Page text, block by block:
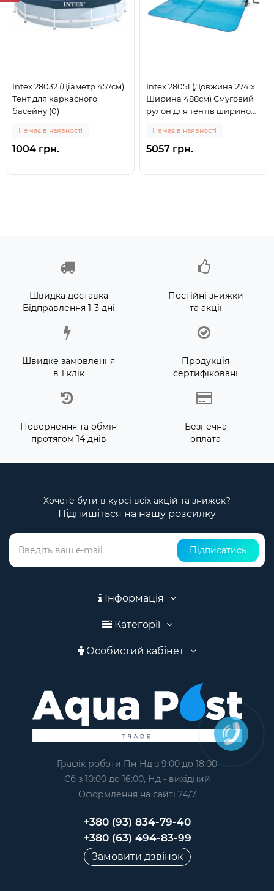
Intex 28032 (Діаметр 457см)
Тент для каркасного
басейну (0)
Немає в наявності
1004 грн.
Intex 28051 (Довжина 274 x
Ширина 488см) Смуговий
рулон для тентів шириною
Немає в наявності
5057 грн.
Швидка доставка
Відправлення 1-3 дні
Постійні знижки
та акції
Швидке замовлення
в 1 клік
Продукція
сертифіковані
Повернення та обмін
протягом 14 днів
Безпечна
оплата
Хочете бути в курсі всіх акцій та знижок?
Підпишіться на нашу розсилку
Підписатись
Інформація
Категорії
Особистий кабінет
Графік роботи Пн-Нд з 9:00 до 18:00
Сб з 10:00 до 16:00, Нд - вихідний
Оформлення на сайтi 24/7
+380 (93) 834-79-40
+380 (63) 494-83-99
Замовити дзвінок